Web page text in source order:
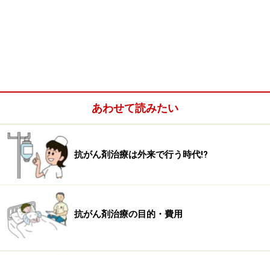
抗がん剤と言っても、種類は様々。作用のメカニズムや目的
から3つに分類してご説明します
あわせて読みたい
抗がん剤治療は外来で行う時代!?
抗がん剤治療の目的・費用